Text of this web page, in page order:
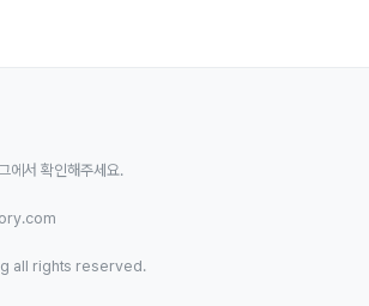
에서 확인해주세요.
all rights reserved.